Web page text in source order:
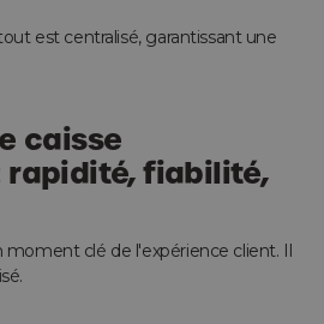
est centralisé, garantissant une
caisse
rapidité, fiabilité,
clé de l'expérience client. Il